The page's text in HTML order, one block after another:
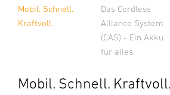
Mobil. Schnell.
Kraftvoll.
Das Cordless
Alliance System
(CAS) - Ein Akku
für alles.
Mobil. Schnell. Kraftvoll.